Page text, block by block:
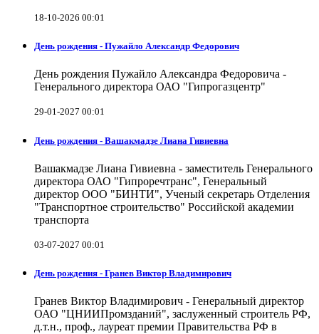
18-10-2026 00:01
День рождения - Пужайло Александр Федорович
День рождения Пужайло Александра Федоровича -
Генерального директора ОАО "Гипрогазцентр"
29-01-2027 00:01
День рождения - Вашакмадзе Лиана Гивиевна
Вашакмадзе Лиана Гивиевна - заместитель Генерального
директора ОАО "Гипроречтранс", Генеральный
директор ООО "БИНТИ", Ученый секретарь Отделения
"Транспортное строительство" Российской академии
транспорта
03-07-2027 00:01
День рождения - Гранев Виктор Владимирович
Гранев Виктор Владимирович - Генеральный директор
ОАО "ЦНИИПромзданий", заслуженный строитель РФ,
д.т.н., проф., лауреат премии Правительства РФ в